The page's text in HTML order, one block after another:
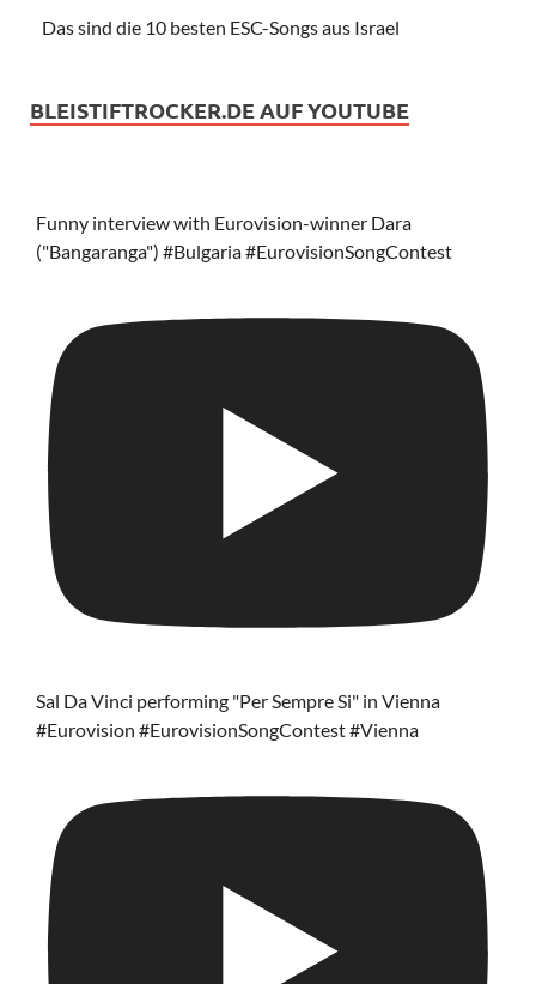
Das sind die 10 besten ESC-Songs aus Israel
BLEISTIFTROCKER.DE AUF YOUTUBE
Funny interview with Eurovision-winner Dara
("Bangaranga") #Bulgaria #EurovisionSongContest
Sal Da Vinci performing "Per Sempre Si" in Vienna
#Eurovision #EurovisionSongContest #Vienna